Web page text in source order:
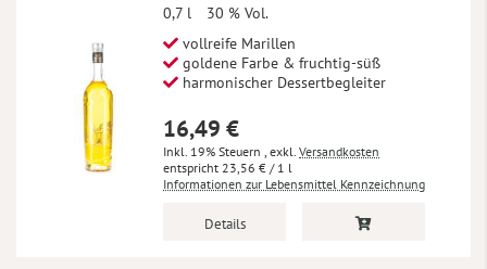
0,7 l
30 % Vol.
vollreife Marillen
goldene Farbe & fruchtig-süß
harmonischer Dessertbegleiter
16,49 €
Inkl. 19% Steuern , exkl. Versandkosten
23,56 € / 1 l
Informationen zur Lebensmittel Kennzeichnung
Details